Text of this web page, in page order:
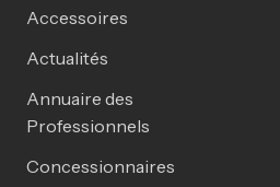
Accessoires
Actualités
Annuaire des
Professionnels
Concessionnaires